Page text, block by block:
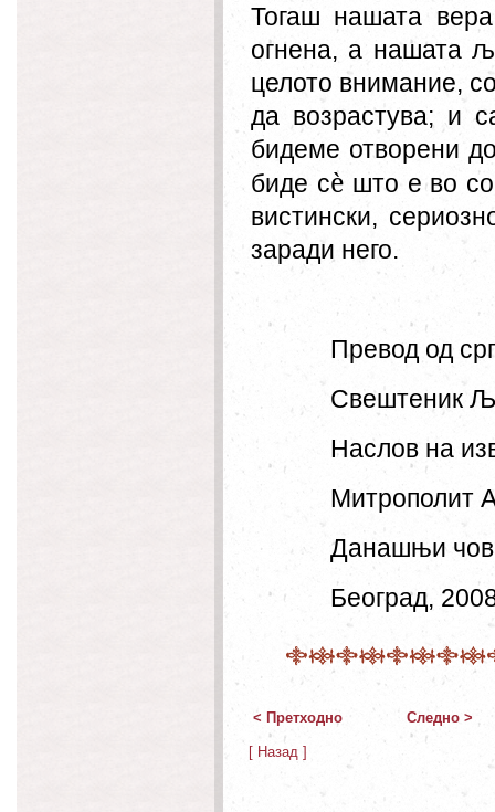
Тогаш нашата
огнена, а нашата
целото внимание,
да возрастува; и
бидеме отворени
биде сèшто е во
вистински,
заради него.
Превод од
Свештеник
Наслов на
Митрополит
Данашњи
Београд,
< Претходно Следно >
[ Назад ]